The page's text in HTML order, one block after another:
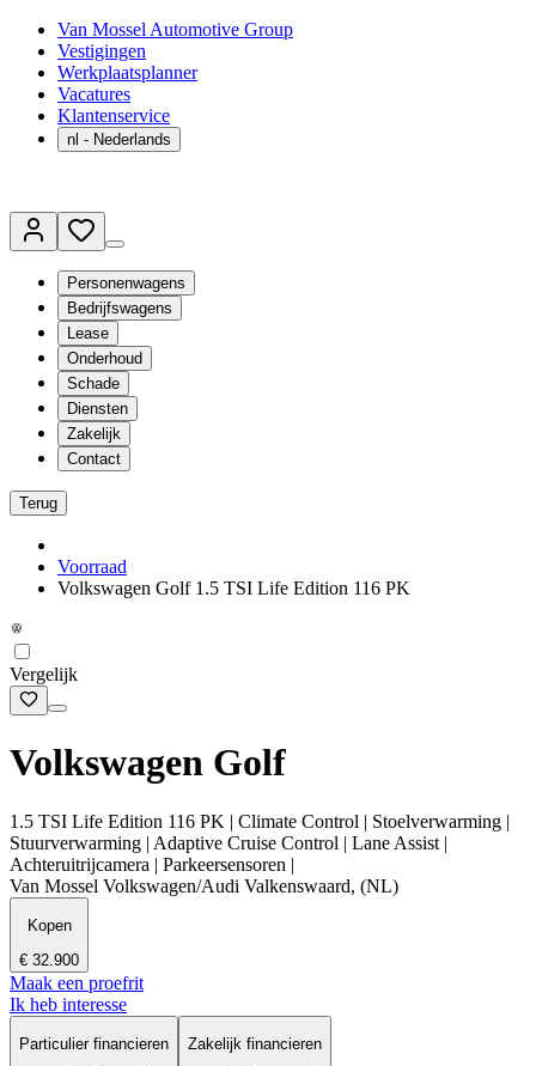
Van Mossel Automotive Group
Vestigingen
Werkplaatsplanner
Vacatures
Klantenservice
nl - Nederlands
Personenwagens
Bedrijfswagens
Lease
Onderhoud
Schade
Diensten
Zakelijk
Contact
Terug
Voorraad
Volkswagen Golf 1.5 TSI Life Edition 116 PK
Vergelijk
Volkswagen Golf
1.5 TSI Life Edition 116 PK | Climate Control | Stoelverwarming |
Stuurverwarming | Adaptive Cruise Control | Lane Assist |
Achteruitrijcamera | Parkeersensoren |
Van Mossel Volkswagen/Audi Valkenswaard, (NL)
Kopen
€ 32.900
Maak een proefrit
Ik heb interesse
Particulier financieren
Zakelijk financieren